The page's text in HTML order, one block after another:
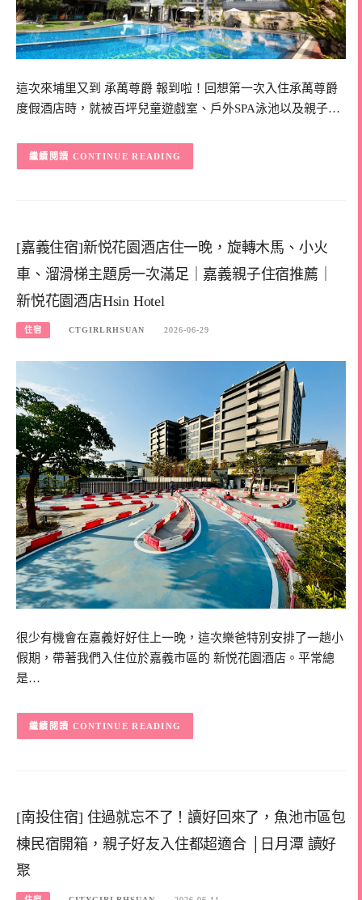
這次來埔里又到 承萬尊爵 報到啦！回想第一次入住承萬尊爵
度假酒店時，就被百坪兒童遊戲室、戶外SPA泳池以及親子…
CONTINUE READING
[嘉義住宿]新悦花園酒店住一晚，旋轉木馬、小火
車、溜滑梯主題房一次滿足｜嘉義親子住宿推薦｜
新悦花園酒店Hsin Hotel
住宿 CTGIRLRHSUAN 2026-06-29
很少有機會在嘉義好好住上一晚，這次樂爸特別安排了一趟小
假期，帶著我們入住位於嘉義市區的 新悦花園酒店。平常總
是…
CONTINUE READING
[南投住宿] 住過就忘不了！讀好回來了，魚池市區包
棟民宿開箱，親子好友入住都超適合 │日月潭 讀好
聚